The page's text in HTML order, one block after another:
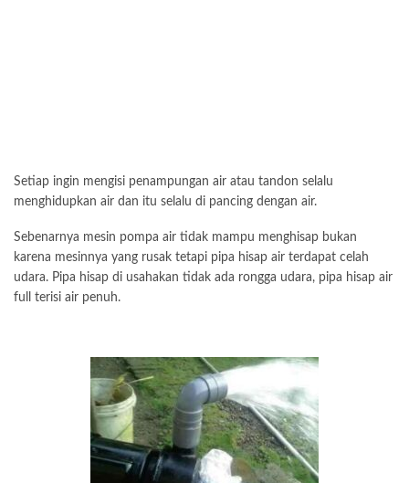
Setiap ingin mengisi penampungan air atau tandon selalu
menghidupkan air dan itu selalu di pancing dengan air.
Sebenarnya mesin pompa air tidak mampu menghisap bukan
karena mesinnya yang rusak tetapi pipa hisap air terdapat celah
udara. Pipa hisap di usahakan tidak ada rongga udara, pipa hisap air
full terisi air penuh.